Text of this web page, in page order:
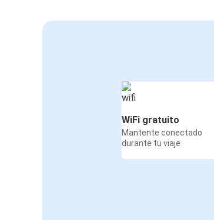
WiFi gratuito
Mantente conectado
durante tu viaje